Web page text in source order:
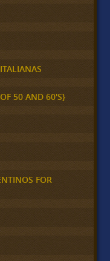
50 AND 60'S}
FOR